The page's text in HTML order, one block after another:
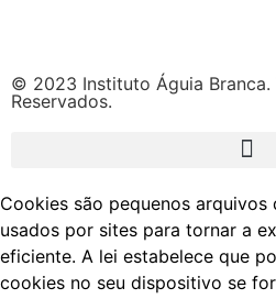
© 2023 Instituto Águia
Reservados.
Cookies são pequenos
usados por sites para tornar a
eficiente. A lei estabelece que
cookies no seu dispositivo se